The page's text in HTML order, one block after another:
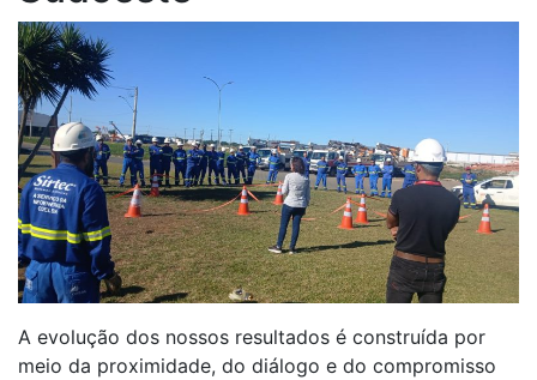
A evolução dos nossos resultados é construída por
meio da proximidade, do diálogo e do compromisso